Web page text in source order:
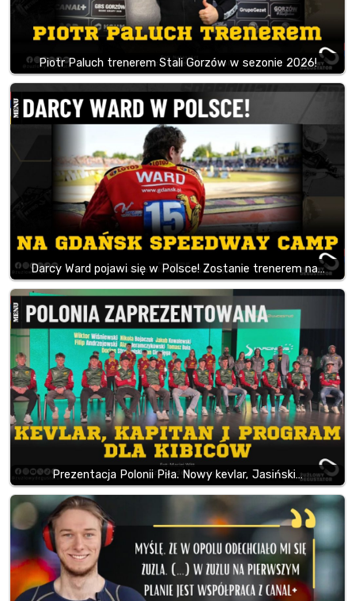
Piotr Paluch trenerem Stali Gorzów w sezonie 2026!
Darcy Ward pojawi się w Polsce! Zostanie trenerem na…
Prezentacja Polonii Piła. Nowy kevlar, Jasiński…